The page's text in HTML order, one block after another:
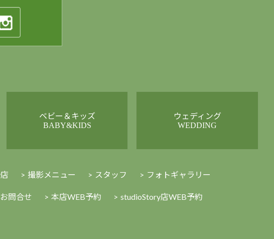
ベビー＆キッズ
BABY&KIDS
ウェディング
WEDDING
撮影メニュー スタッフ フォトギャラリー
問合せ 本店WEB予約 studioStory店WEB予約